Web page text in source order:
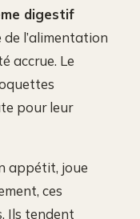
digestif
l’alimentation
accrue. Le
pour leur
appétit, joue
ces
Ils tendent